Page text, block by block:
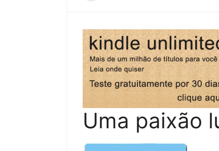
Uma paixão